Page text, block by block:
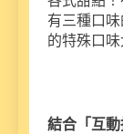
有三種口
的特殊口
結合「互